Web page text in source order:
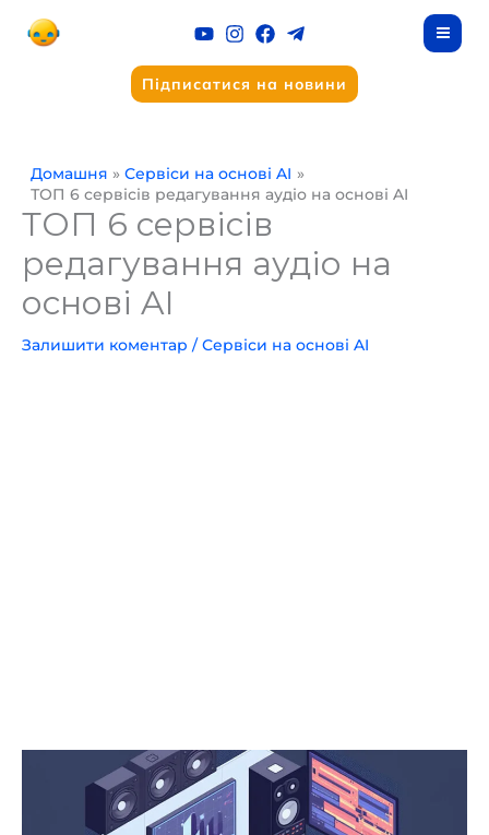
Підписатися на новини
Домашня
Сервіси на основі AI
ТОП 6 сервісів редагування аудіо на основі AI
ТОП 6 сервісів
редагування аудіо на
основі AI
Залишити коментар /Сервіси на основі AI